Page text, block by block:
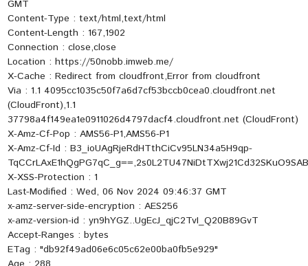
GMT
Content-Type : text/html,text/html
Content-Length : 167,1902
Connection : close,close
Location : https://50nobb.imweb.me/
X-Cache : Redirect from cloudfront,Error from cloudfront
Via : 1.1 4095cc1035c50f7a6d7cf53bccb0cea0.cloudfront.net
(CloudFront),1.1
37798a4f149ea1e0911026d4797dacf4.cloudfront.net (CloudFront)
X-Amz-Cf-Pop : AMS56-P1,AMS56-P1
X-Amz-Cf-Id : B3_ioUAgRjeRdHTthCiCv95LN34a5H9qp-
X-XSS-Protection : 1
Last-Modified : Wed, 06 Nov 2024 09:46:37 GMT
x-amz-server-side-encryption : AES256
x-amz-version-id : yn9hYGZ..UgEcJ_qjC2TvI_Q20B89GvT
Accept-Ranges : bytes
ETag : "db92f49ad06e6c05c62e00ba0fb5e929"